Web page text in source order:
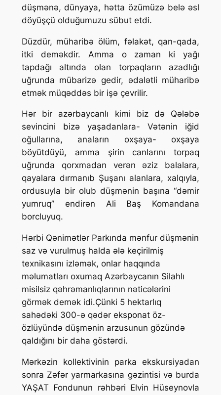
düşmənə, dünyaya, hətta özümüzə belə əsl
döyüşçü olduğumuzu sübut etdi.
Düzdür, müharibə ölüm, fəlakət, qan-qada,
itki deməkdir. Amma o zaman ki yağı
tapdağı altında olan torpaqların azadlığı
uğrunda mübarizə gedir, ədalətli müharibə
etmək müqəddəs bir işə çevrilir.
Hər bir azərbaycanlı kimi biz də Qələbə
sevincini bizə yaşadanlara- Vətənin iğid
oğullarına, anaların oxşaya- oxşaya
böyütdüyü, amma şirin canlarını torpaq
uğrunda qorxmadan verən əziz balalara,
qayalara dırmanıb Şuşanı alanlara, xalqıyla,
ordusuyla bir olub düşmənin başına “dəmir
yumruq” endirən Ali Baş Komandana
borcluyuq.
Hərbi Qənimətlər Parkında mənfur düşmənin
saz və vurulmuş halda ələ keçirilmiş
texnikasını izləmək, onlar haqqında
məlumatları oxumaq Azərbaycanın Silahlı
misilsiz qəhrəmanlıqlarının nəticələrini
görmək demək idi.Çünki 5 hektarlıq
sahədəki 300-ə qədər eksponat öz-
özlüyündə düşmənin arzusunun gözündə
qaldığını bir daha göstərdi.
Mərkəzin kollektivinin parka ekskursiyadan
sonra Zəfər yarmarkasına gəzintisi və burda
YAŞAT Fondunun rəhbəri Elvin Hüseynovla